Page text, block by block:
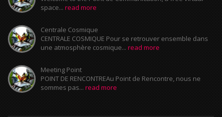
space... read more
Centrale Cosmique
CENTRALE COSMIQUE Pour se retrouver ensemble dans
une atmosphère cosmique... read more
Meeting Point
POINT DE RENCONTREAu Point de Rencontre, nous ne
sommes pas... read more